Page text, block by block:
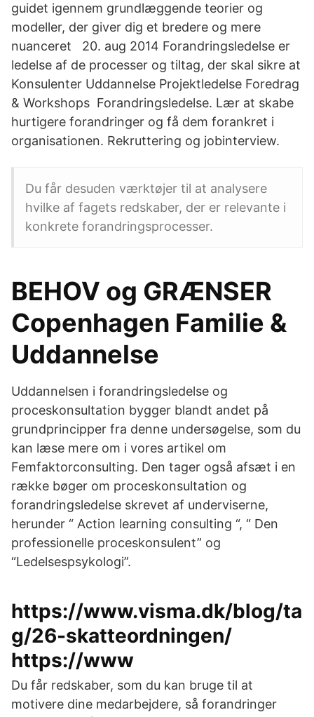
guidet igennem grundlæggende teorier og
modeller, der giver dig et bredere og mere
nuanceret 20. aug 2014 Forandringsledelse er
ledelse af de processer og tiltag, der skal sikre at
Konsulenter Uddannelse Projektledelse Foredrag
& Workshops Forandringsledelse. Lær at skabe
hurtigere forandringer og få dem forankret i
organisationen. Rekruttering og jobinterview.
Du får desuden værktøjer til at analysere
hvilke af fagets redskaber, der er relevante i
konkrete forandringsprocesser.
BEHOV og GRÆNSER
Copenhagen Familie &
Uddannelse
Uddannelsen i forandringsledelse og
proceskonsultation bygger blandt andet på
grundprincipper fra denne undersøgelse, som du
kan læse mere om i vores artikel om
Femfaktorconsulting. Den tager også afsæt i en
række bøger om proceskonsultation og
forandringsledelse skrevet af underviserne,
herunder “ Action learning consulting “, “ Den
professionelle proceskonsulent” og
“Ledelsespsykologi”.
https://www.visma.dk/blog/ta
g/26-skatteordningen/
https://www
Du får redskaber, som du kan bruge til at
motivere dine medarbejdere, så forandringer